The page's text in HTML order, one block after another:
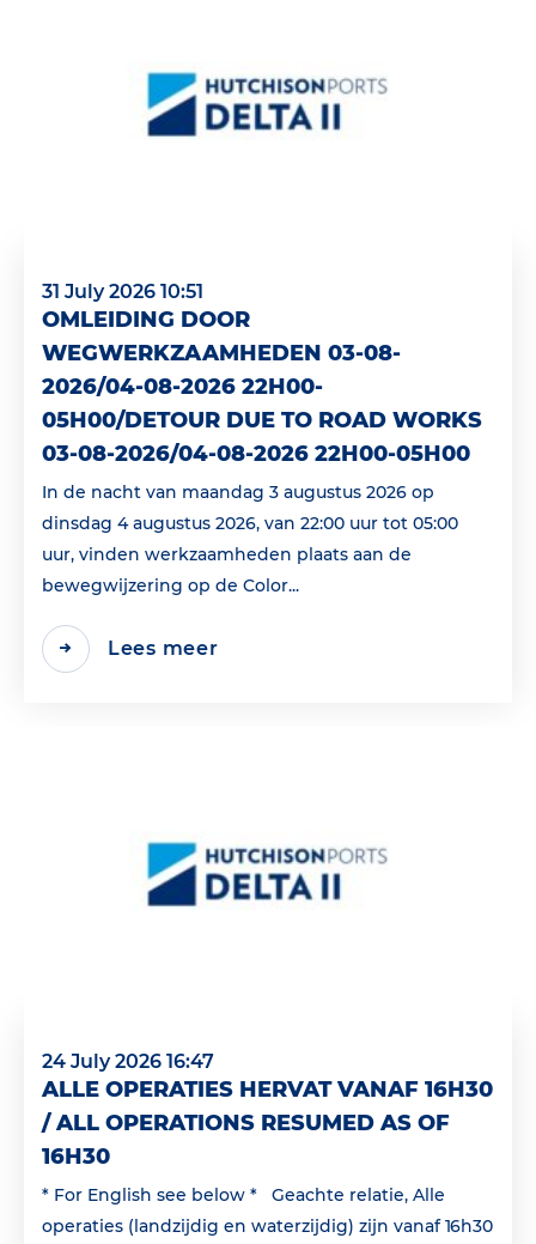
31 July 2026 10:51
OMLEIDING DOOR
WEGWERKZAAMHEDEN 03-08-
2026/04-08-2026 22H00-
05H00/DETOUR DUE TO ROAD WORKS
03-08-2026/04-08-2026 22H00-05H00
In de nacht van maandag 3 augustus 2026 op
dinsdag 4 augustus 2026, van 22:00 uur tot 05:00
uur, vinden werkzaamheden plaats aan de
bewegwijzering op de Color...
Lees meer
24 July 2026 16:47
ALLE OPERATIES HERVAT VANAF 16H30
/ ALL OPERATIONS RESUMED AS OF
16H30
* For English see below * Geachte relatie, Alle
operaties (landzijdig en waterzijdig) zijn vanaf 16h30